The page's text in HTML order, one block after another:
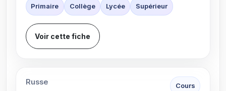
Primaire Collège Lycée Supérieur
Voir cette fiche
Russe Cours